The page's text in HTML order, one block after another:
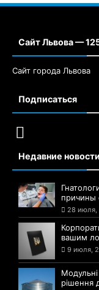
Сайт Львова —
Сайт города Львова
Подписаться
Недавние новости
причины
28 июля,
вашим
9 июля,
Модульні
рішення